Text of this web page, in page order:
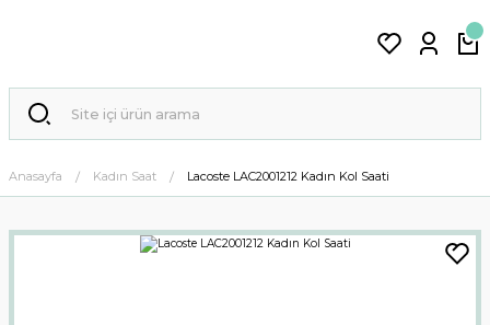
Anasayfa Kadın Saat Lacoste LAC2001212 Kadın Kol Saati